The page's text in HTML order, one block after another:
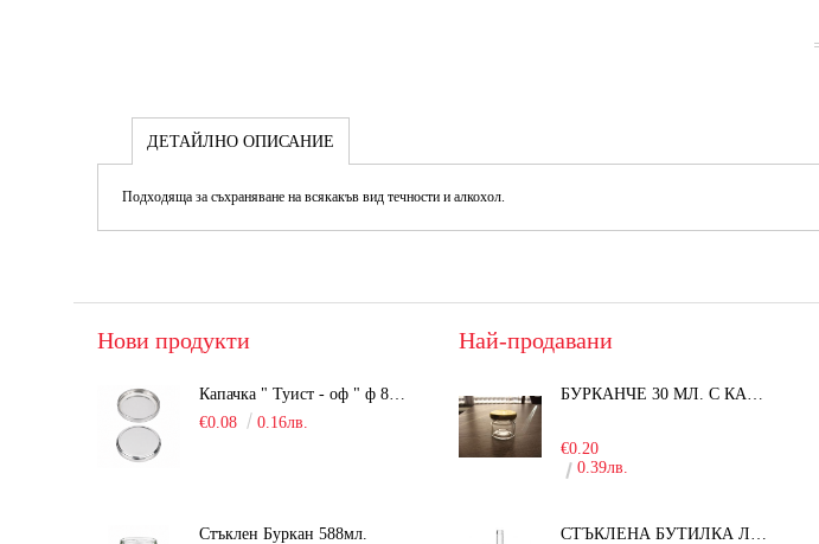
ДЕТАЙЛНО ОПИСАНИЕ
Подходяща за съхраняване на всякакъв вид течности и алкохол.
Нови продукти
Капачка " Туист - оф " ф 82мм, сребриста, Люка
€0.08
0.16лв.
Стъклен Буркан 588мл.
Най-продавани
БУРКАНЧЕ 30 МЛ. С КАПАЧКА
€0.20
0.39лв.
СТЪКЛЕНА БУТИЛКА ЛЕЖЕРА 750 МЛ.